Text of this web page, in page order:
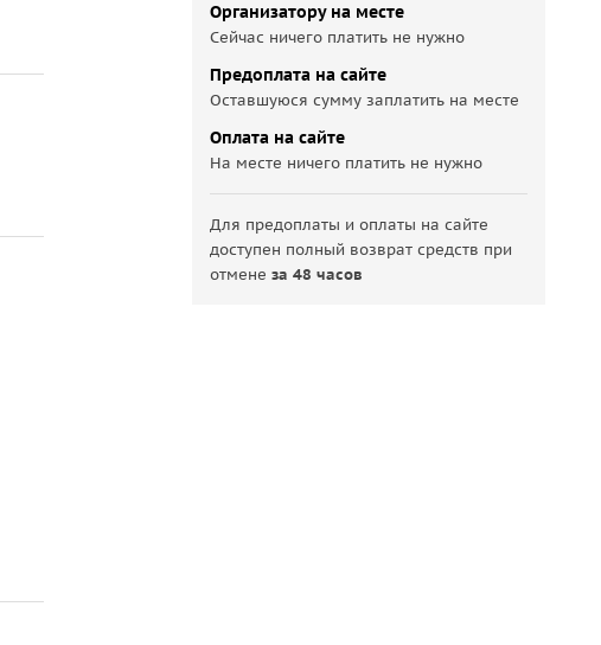
Организатору на месте
Сейчас ничего платить не нужно
Предоплата на сайте
Оставшуюся сумму заплатить на месте
Оплата на сайте
На месте ничего платить не нужно
Для предоплаты и оплаты на сайте
доступен полный возврат средств при
отменеза 48 часов